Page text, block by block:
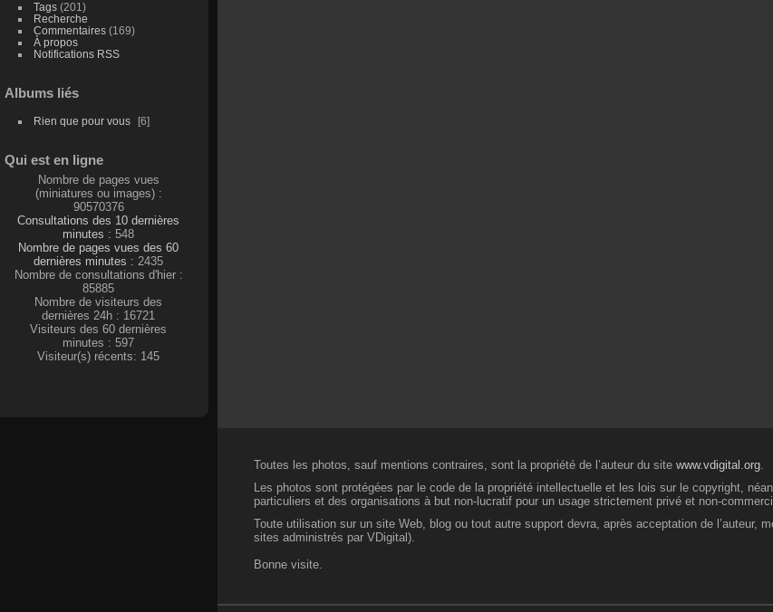
Tags(201)
Recherche
Commentaires(169)
À propos
Notifications RSS
Albums liés
Rien que pour vous 6
Qui est en ligne
Nombre de pages vues
(miniatures ou images) :
90570376
Consultations des 10 dernières
minutes :548
Nombre de pages vues des 60
dernières minutes : 2435
Nombre de consultations d'hier :
85885
Nombre de visiteurs des
dernières 24h : 16721
Visiteurs des 60 dernières
minutes : 597
Visiteur(s) récents: 145
Toutes les photos, sauf mentions contraires, sont la propriété de l’auteur du site www.vdigital.org
Les photos sont protégées par le code de la propriété intellectuelle et les lois sur le copyright,
particuliers et des organisations à but non-lucratif pour un usage strictement privé et non-
Toute utilisation sur un site Web, blog ou tout autre support devra, après acceptation de l’auteur,
sites administrés par VDigital).
Bonne visite.